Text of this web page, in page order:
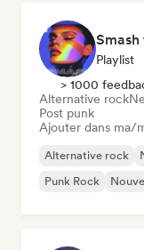
Playlist
> 1000
Alternative rock
Post punk
Ajouter dans ma/
Alternative rock
Punk Rock